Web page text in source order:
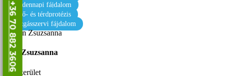
mindennapi fájdalom
csípő- és térdprotézis
mozgásszervi fájdalom
Kun Zsuzsanna
VII. kerület
+36 70 882 3606